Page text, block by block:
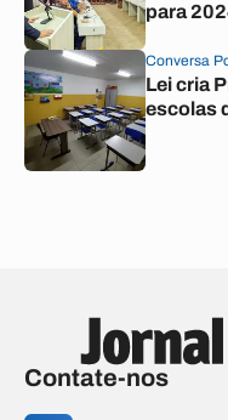
para
Conversa
Lei cria
escolas
Contate-nos